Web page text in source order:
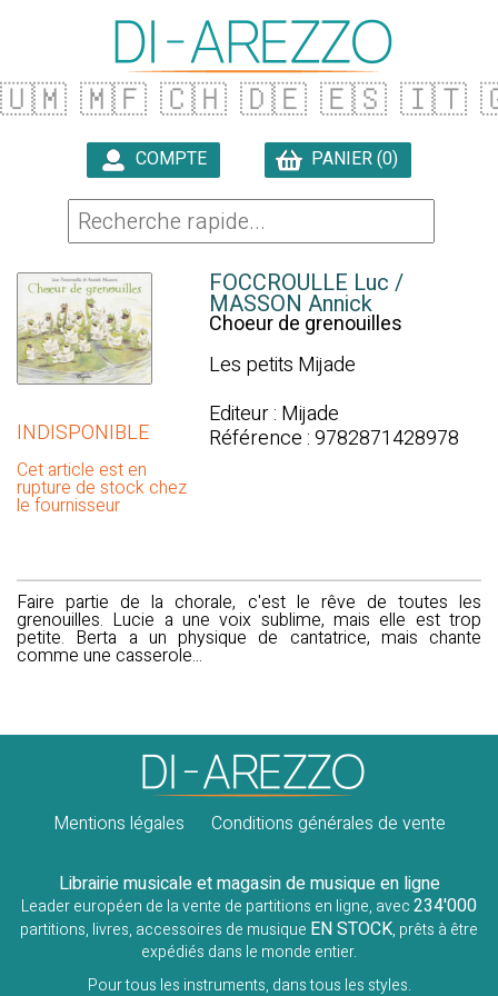
🇺🇲 🇲🇫 🇨🇭 🇩🇪 🇪🇸 🇮🇹
COMPTE PANIER (0)
INDISPONIBLE
Cet article est en
rupture de stock chez
le fournisseur
FOCCROULLE Luc /
MASSON Annick
Choeur de grenouilles
Les petits Mijade
Editeur : Mijade
Référence : 9782871428978
Faire partie de la chorale, c'est le rêve de toutes les
grenouilles. Lucie a une voix sublime, mais elle est trop
petite. Berta a un physique de cantatrice, mais chante
comme une casserole...
Mentions légales Conditions générales de vente
Librairie musicale et magasin de musique en ligne
Leader européen de la vente de partitions en ligne, avec234'000
partitions, livres, accessoires de musique EN STOCK, prêts à être
expédiés dans le monde entier.
Pour tous les instruments, dans tous les styles.